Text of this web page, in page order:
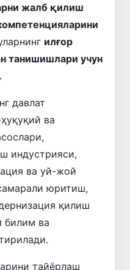
жалб қилиш
илғор
танишишлари учун
давлат
ва
индустрияси,
ва уй-жой
юритиш,
қилиш
билим ва
тайёрлаш